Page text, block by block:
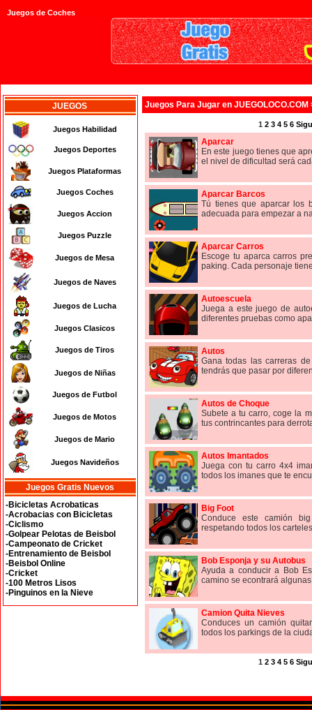
Juegos de Coches
JUEGOS
Juegos Habilidad
Juegos Deportes
Juegos Plataformas
Juegos Coches
Juegos Accion
Juegos Puzzle
Juegos de Mesa
Juegos de Naves
Juegos de Lucha
Juegos Clasicos
Juegos de Tiros
Juegos de Niñas
Juegos de Futbol
Juegos de Motos
Juegos de Mario
Juegos Navideños
Juegos Gratis Nuevos
-Bicicletas Acrobaticas
-Acrobacias con Bicicletas
-Ciclismo
-Golpear Pelotas de Beisbol
-Campeonato de Cricket
-Entrenamiento de Beisbol
-Beisbol Online
-Cricket
-100 Metros Lisos
-Pinguinos en la Nieve
Juegos Para Jugar en JUEGOLOCO.COM
1 2 3 4 5 6
Aparcar
En este juego tienes que
el nivel de dificultad será
Aparcar Barcos
Tú tienes que aparcar los
adecuada para empezar a
Aparcar Carros
Escoge tu aparca carros
paking. Cada personaje
Autoescuela
Juega a este juego de
diferentes pruebas como
Autos
Gana todas las carreras
tendrás que pasar por
Autos de Choque
Subete a tu carro, coge la
tus contrincantes para
Autos Imantados
Juega con tu carro 4x4
todos los imanes que te
Big Foot
Conduce este camión
respetando todos los
Bob Esponja y su Autobus
Ayuda a conducir a Bob
camino se econtrará
Camion Quita Nieves
Conduces un camión
todos los parkings de la
1 2 3 4 5 6